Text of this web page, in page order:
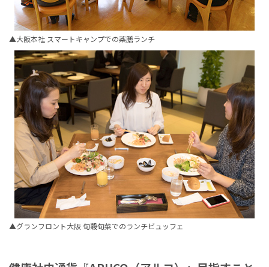
▲大阪本社 スマートキャンプでの薬膳ランチ
▲グランフロント大阪 旬穀旬菜でのランチビュッフェ